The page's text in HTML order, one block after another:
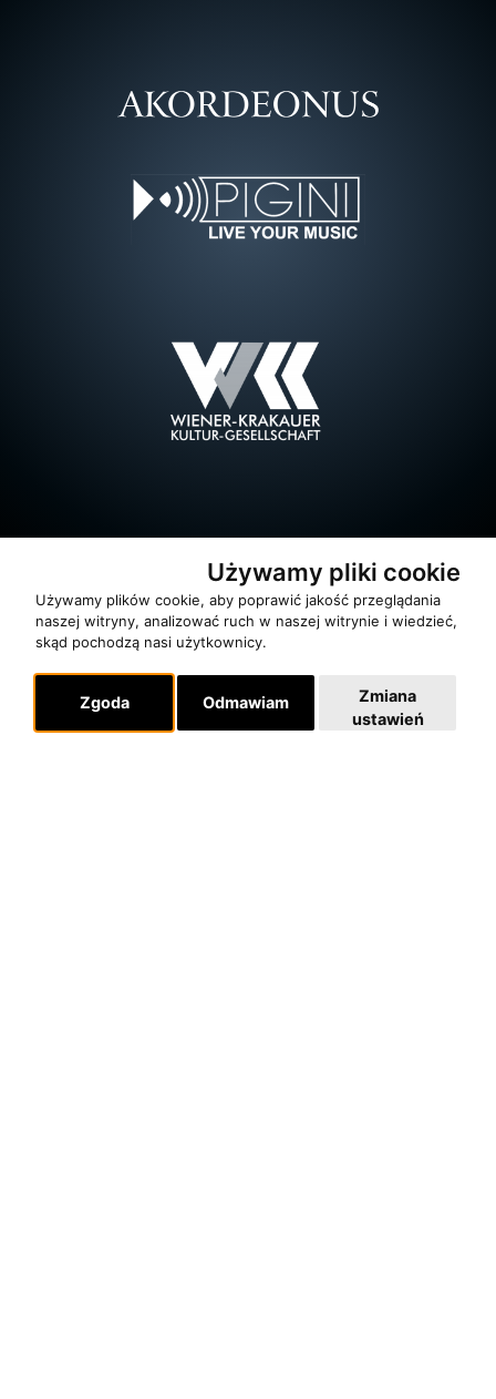
Używamy pliki cookie
Używamy plików cookie, aby poprawić jakość przeglądania
naszej witryny, analizować ruch w naszej witrynie i wiedzieć,
skąd pochodzą nasi użytkownicy.
Zgoda Odmawiam
Zmiana
ustawień
O zespole
MUZYKA I NUTY